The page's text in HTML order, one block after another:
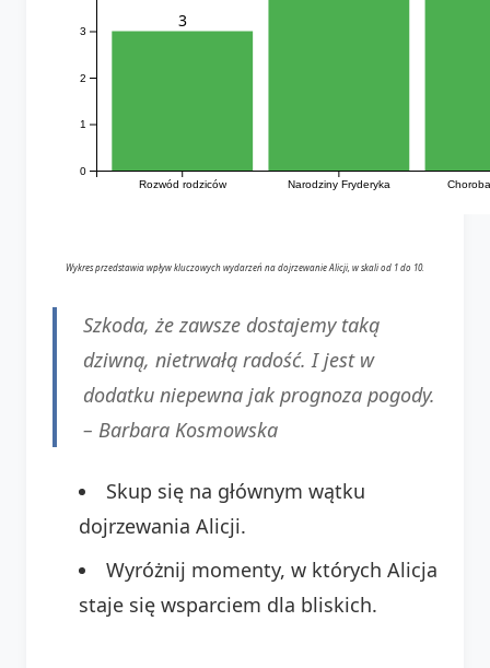
Rozwód rodziców Narodziny Fryderyka
0
1
2
3
3
Wykres przedstawia wpływ kluczowych wydarzeń na dojrzewanie Alicji, w skali od 1 do 10.
Szkoda, że zawsze dostajemy taką
dziwną, nietrwałą radość. I jest w
dodatku niepewna jak prognoza pogody.
– Barbara Kosmowska
Skup się na głównym wątku
dojrzewania Alicji.
Wyróżnij momenty, w których Alicja
staje się wsparciem dla bliskich.